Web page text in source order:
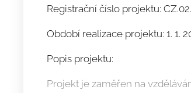
Registrační číslo projektu:
Období realizace projektu: 1. 1.
Popis projektu:
Projekt je zaměřen na